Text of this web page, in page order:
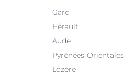
Gard
Hérault
Aude
Pyrénées-Orientales
Lozère